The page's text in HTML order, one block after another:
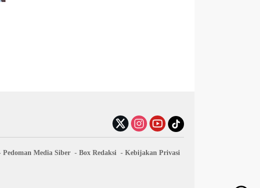
Pedoman Media Siber Box Redaksi Kebijakan Privasi